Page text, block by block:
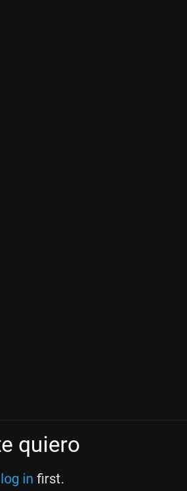
quiero
log in first.